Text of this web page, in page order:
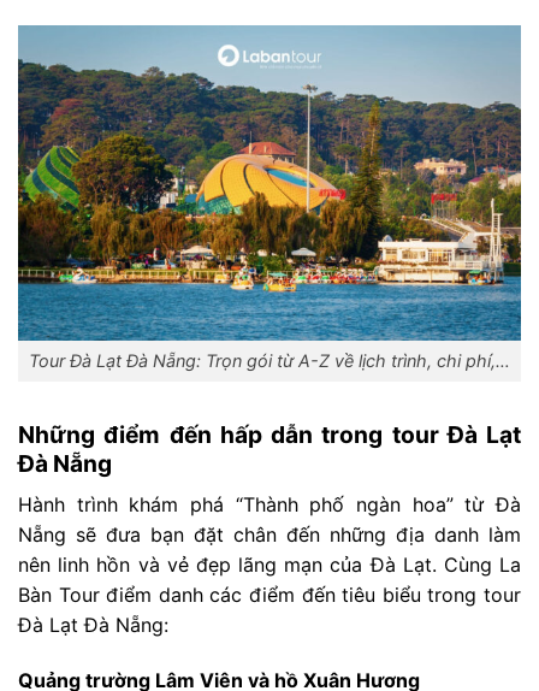
Tour Đà Lạt Đà Nẵng: Trọn gói từ A-Z về lịch trình, chi phí,…
Những điểm đến hấp dẫn trong tour Đà Lạt
Đà Nẵng
Hành trình khám phá “Thành phố ngàn hoa” từ Đà
Nẵng sẽ đưa bạn đặt chân đến những địa danh làm
nên linh hồn và vẻ đẹp lãng mạn của Đà Lạt. Cùng La
Bàn Tour điểm danh các điểm đến tiêu biểu trong tour
Đà Lạt Đà Nẵng:
Quảng trường Lâm Viên và hồ Xuân Hương